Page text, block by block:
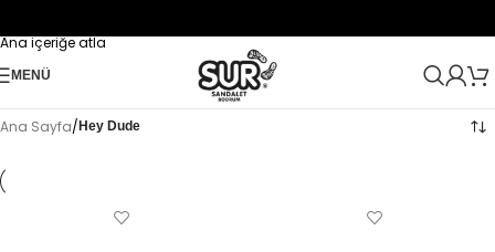
Ana içeriğe atla
MENÜ
Ana Sayfa/Hey Dude